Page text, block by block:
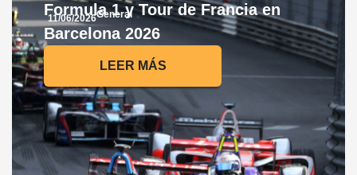
11/06/2026General
Formula 1 y Tour de Francia en
Barcelona 2026
LEER MÁS